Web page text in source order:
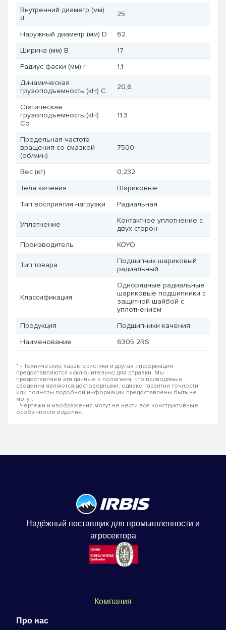
Внутренний диаметр (мм)
d
25
Наружный диаметр (мм) D
62
Ширина (мм) B
17
Радиус фаски (мм) r
1,1
Динамическая
грузоподъемность (кН) C
20,6
Статическая
грузоподъемность (кН)
Co
11,3
Предельная частота
вращения со смазкой
(об/мин)
7500
Вес (кг)
0,232
Тела качения
Шариковые
Тип восприятия нагрузки
Радиальная
Уплотнение
Контактное уплотнение с
двух сторон
Производитель
KOYO
Тип товара
Подшипник шариковый
радиальный
Классификация
Однорядные радиальные
шариковые подшипники с
защитной шайбой с
уплотнением
Продукция
Подшипники качения
Наименование
6305 2RS
* - Технические характеристики и другая информация
предоставляются исключительно для справки. Мы
предоставляем эти данные и полагаем, что приводимые
сведения являются достоверными, однако гарантии точности
или полноты подобной информации предоставлены быть не
могут.
- Чертежи и изображения могут не нести все конструктивные
особенности изделия.
Надёжный поставщик для промышленности и
агросектора
Компания
Про нас